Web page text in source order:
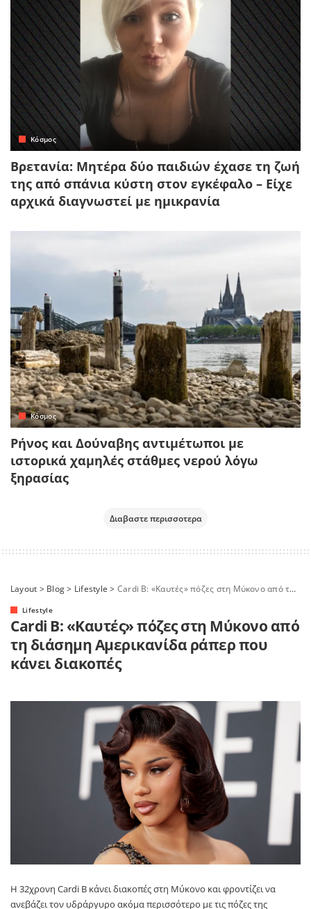
Κόσμος
Βρετανία: Μητέρα δύο παιδιών έχασε τη ζωή
της από σπάνια κύστη στον εγκέφαλο – Είχε
αρχικά διαγνωστεί με ημικρανία
Κόσμος
Ρήνος και Δούναβης αντιμέτωποι με
ιστορικά χαμηλές στάθμες νερού λόγω
ξηρασίας
Διαβαστε περισσοτερα
Layout > Blog> Lifestyle > Cardi Β: «Καυτές» πόζες στη Μύκονο από τη διάσημη Αμερικανίδα ράπερ που κάνει διακοπές
Lifestyle
Cardi Β: «Καυτές» πόζες στη Μύκονο από
τη διάσημη Αμερικανίδα ράπερ που
κάνει διακοπές
Η 32χρονη Cardi B κάνει διακοπές στη Μύκονο και φροντίζει να
ανεβάζει τον υδράργυρο ακόμα περισσότερο με τις πόζες της